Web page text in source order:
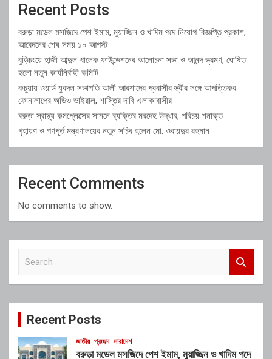
Recent Posts
বরুড়া মডেল মসজিদে পেশ ইমাম, মুয়াজ্জিন ও খাদিম পদে নিয়োগ বিজ্ঞপ্তি প্রকাশ,
আবেদনের শেষ সময় ১০ আগস্ট
বুড়িচংয়ে হাজী আব্দুল খালেক ফাউন্ডেশনের আলোচনা সভা ও আনন্দ ভ্রমণ, ঘোষিত
হলো নতুন কার্যনির্বাহী কমিটি
কচুয়ায় ওয়ার্ড যুবদল সভাপতি আলী আরশাদের প্রবাসীর স্ত্রীর সঙ্গে আপত্তিকর
ফোনালাপের অডিও ভাইরাল; শাস্তির দাবি এলাকাবাসীর
বরুড়া স্বাস্থ্য কমপ্লেক্সের সামনে ব্যক্তির মরদেহ উদ্ধার, পরিচয় শনাক্ত
গৃহায়ণ ও গণপূর্ত মন্ত্রণালয়ের নতুন সচিব হলেন মো. ওবায়দুর রহমান
Recent Comments
No comments to show.
c
Recent Posts
জাতীয় প্রচ্ছদ সারাদেশ
বরুড়া মডেল মসজিদে পেশ ইমাম, মুয়াজ্জিন ও খাদিম পদে